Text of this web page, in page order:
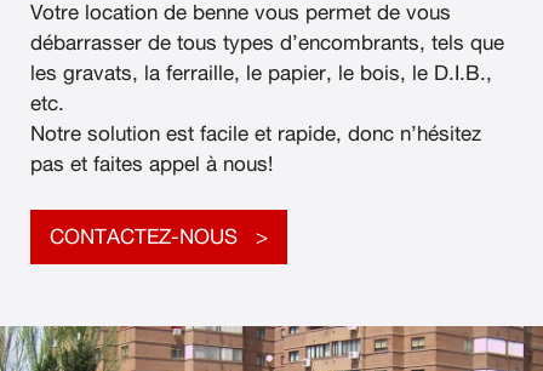
Votre location de benne vous permet de vous
débarrasser de tous types d’encombrants, tels que
les gravats, la ferraille, le papier, le bois, le D.I.B.,
etc.
Notre solution est facile et rapide, donc n’hésitez
pas et faites appel à nous!
CONTACTEZ-NOUS